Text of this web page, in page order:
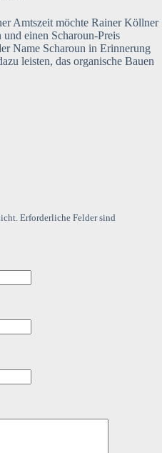
Amtszeit möchte Rainer Köllner
einen Scharoun-Preis
Name Scharoun in Erinnerung
leisten, das organische Bauen
Erforderliche Felder sind